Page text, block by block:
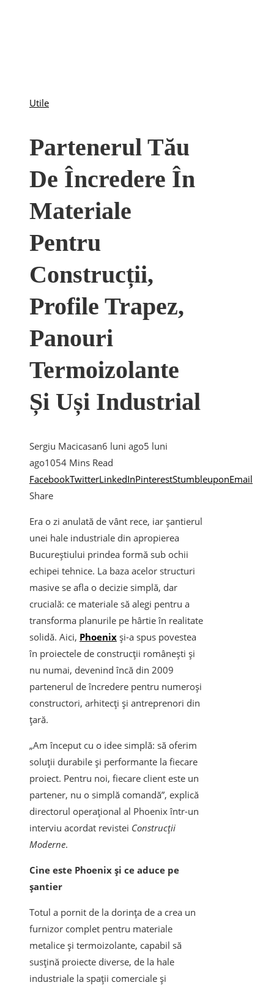
Utile
Partenerul Tău
De Încredere În
Materiale
Pentru
Construcții,
Profile Trapez,
Panouri
Termoizolante
Și Uși Industrial
Sergiu Macicasan6 luni ago5 luni
ago1054 Mins Read
FacebookTwitterLinkedInPinterestStumbleuponEmail
Share
Era o zi anulată de vânt rece, iar șantierul
unei hale industriale din apropierea
Bucureștiului prindea formă sub ochii
echipei tehnice. La baza acelor structuri
masive se afla o decizie simplă, dar
crucială: ce materiale să alegi pentru a
transforma planurile pe hârtie în realitate
solidă. Aici, Phoenix și-a spus povestea
în proiectele de construcții românești și
nu numai, devenind încă din 2009
partenerul de încredere pentru numeroși
constructori, arhitecți și antreprenori din
țară.
„Am început cu o idee simplă: să oferim
soluții durabile și performante la fiecare
proiect. Pentru noi, fiecare client este un
partener, nu o simplă comandă”, explică
directorul operațional al Phoenix într-un
interviu acordat revistei Construcții
Moderne.
Cine este Phoenix și ce aduce pe
șantier
Totul a pornit de la dorința de a crea un
furnizor complet pentru materiale
metalice și termoizolante, capabil să
susțină proiecte diverse, de la hale
industriale la spații comerciale și